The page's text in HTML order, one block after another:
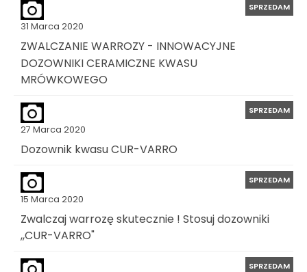
31 Marca 2020
SPRZEDAM
ZWALCZANIE WARROZY - INNOWACYJNE
DOZOWNIKI CERAMICZNE KWASU
MRÓWKOWEGO
27 Marca 2020
SPRZEDAM
Dozownik kwasu CUR-VARRO
15 Marca 2020
SPRZEDAM
Zwalczaj warrozę skutecznie ! Stosuj dozowniki
,,CUR-VARRO"
SPRZEDAM